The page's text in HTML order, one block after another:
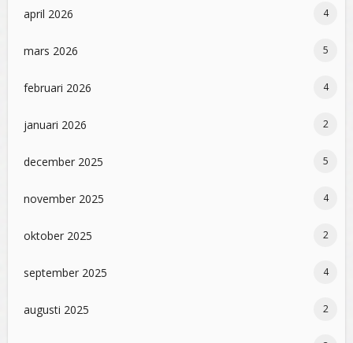
april 2026 4
mars 2026 5
februari 2026 4
januari 2026 2
december 2025 5
november 2025 4
oktober 2025 2
september 2025 4
augusti 2025 2